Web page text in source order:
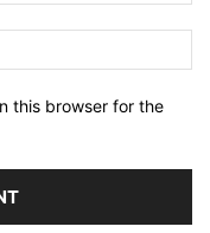
this browser for the